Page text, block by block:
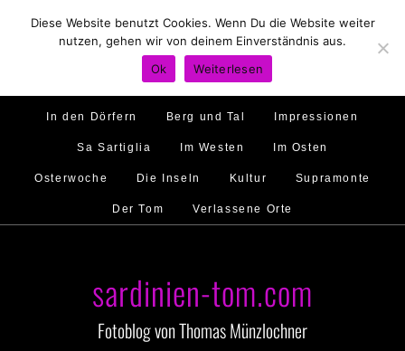
Hirtenland Traumstrände Feste feiern
Golfo di Orosei Im Norden
Murales Ambiente
In den Dörfern Berg und Tal Impressionen
Sa Sartiglia Im Westen Im Osten
Osterwoche Die Inseln Kultur Supramonte
Der Tom Verlassene Orte
sardinien-tom.com
Fotoblog von Thomas Münzlochner
Diese Website benutzt Cookies. Wenn Du die Website weiter
nutzen, gehen wir von deinem Einverständnis aus.
Ok
Weiterlesen